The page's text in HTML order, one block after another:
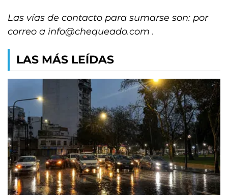
Las vías de contacto para sumarse son: por
correo a info@chequeado.com .
LAS MÁS LEÍDAS